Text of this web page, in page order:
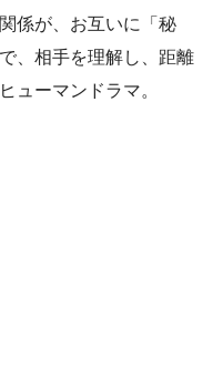
係が、お互いに「秘
、相手を理解し、距離
ューマンドラマ。